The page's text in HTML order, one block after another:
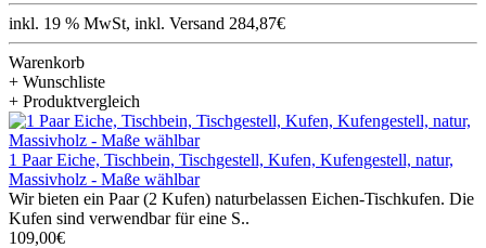
inkl. 19 % MwSt, inkl. Versand 284,87€
Warenkorb
+ Wunschliste
+ Produktvergleich
1 Paar Eiche, Tischbein, Tischgestell, Kufen, Kufengestell, natur,
Massivholz - Maße wählbar
Wir bieten ein Paar (2 Kufen) naturbelassen Eichen-Tischkufen. Die
Kufen sind verwendbar für eine S..
109,00€